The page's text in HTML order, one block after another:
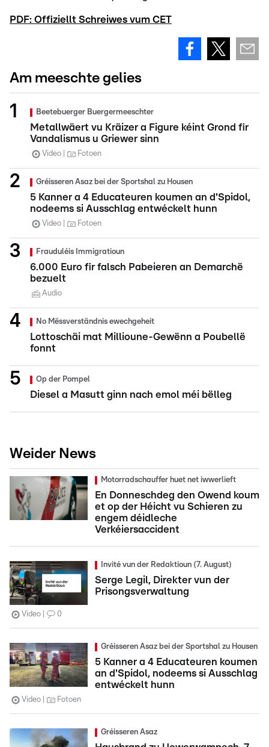
PDF: Offiziellt Schreiwes vum CET
Am meeschte gelies
Beetebuerger Buergermeeschter
Metallwäert vu Kräizer a Figure kéint Grond fir
Vandalismus u Griewer sinn
Video Fotoen
Gréisseren Asaz bei der Sportshal zu Housen
5 Kanner a 4 Educateuren koumen an d'Spidol,
nodeems si Ausschlag entwéckelt hunn
Video Fotoen
Frauduléis Immigratioun
6.000 Euro fir falsch Pabeieren an Demarchë
bezuelt
Audio
No Mëssverständnis ewechgeheit
Lottoschäi mat Millioune-Gewënn a Poubellë
fonnt
Op der Pompel
Diesel a Masutt ginn nach emol méi bëlleg
Weider News
Motorradschauffer huet net iwwerlieft
En Donneschdeg den Owend koum
et op der Héicht vu Schieren zu
engem déidleche
Verkéiersaccident
Invité vun der Redaktioun (7. August)
Serge Legil, Direkter vun der
Prisongsverwaltung
Video 0
Gréisseren Asaz bei der Sportshal zu Housen
5 Kanner a 4 Educateuren koumen
an d'Spidol, nodeems si Ausschlag
entwéckelt hunn
Video Fotoen
Gréisseren Asaz